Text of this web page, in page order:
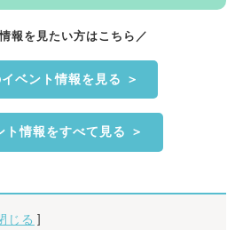
報を見たい方はこちら／
ベント情報を見る ＞
ト情報をすべて見る ＞
じる ]